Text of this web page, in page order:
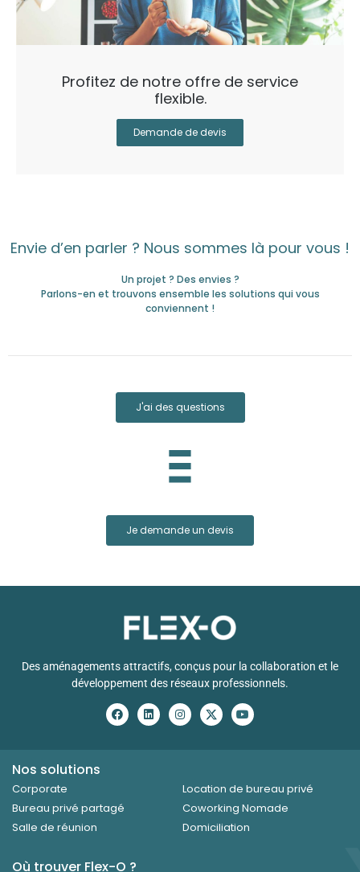
Profitez de notre offre de service
flexible.
Demande de devis
Envie d’en parler ? Nous sommes là pour vous !
Un projet ? Des envies ?
Parlons-en et trouvons ensemble les solutions qui vous
conviennent !
J'ai des questions
Je demande un devis
Des aménagements attractifs, conçus pour la collaboration et le
développement des réseaux professionnels.
Nos solutions
Corporate
Location de bureau privé
Bureau privé partagé
Coworking Nomade
Salle de réunion
Domiciliation
Où trouver Flex-O ?